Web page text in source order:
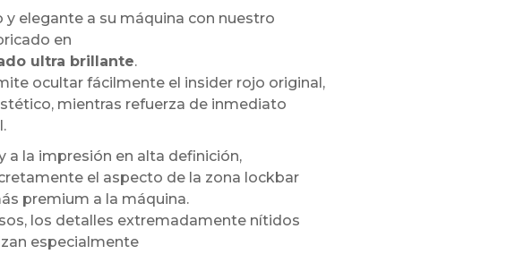
elegante a su máquina con nuestro
en
ultra brillante.
ocultar fácilmente el insider rojo original,
mientras refuerza de inmediato
a la impresión en alta definición,
el aspecto de la zona lockbar
premium a la máquina.
los detalles extremadamente nítidos
especialmente